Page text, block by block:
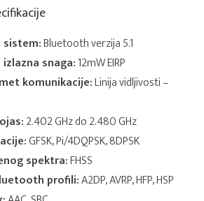
sistem:Bluetooth verzija 5.1
izlazna snaga:12mW EIRP
komunikacije:Linija vidljivosti –
2.402 GHz do 2.480 GHz
GFSK, Pi/4DQPSK, 8DPSK
spektra:FHSS
profili:A2DP, AVRP, HFP, HSP